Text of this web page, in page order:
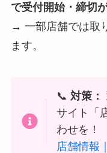
で受付開始・締切
→ 一部店舗では取
ます。
📞対策：
サイト「
わせを！
店舗情報